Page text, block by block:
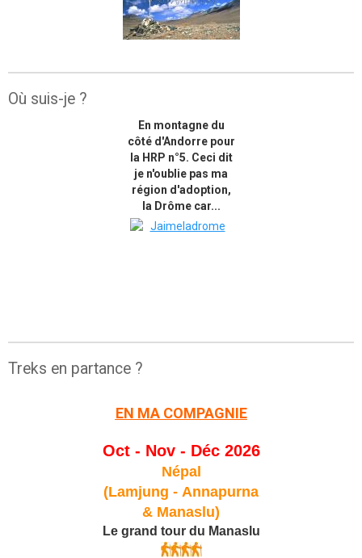
Où suis-je ?
En montagne du
côté d'Andorre pour
la HRP n°5. Ceci dit
je n'oublie pas ma
région d'adoption,
la Drôme car...
Treks en partance ?
EN MA COMPAGNIE
Oct - Nov - Déc 2026
Népal
(Lamjung - Annapurna
& Manaslu)
Le grand tour du Manaslu